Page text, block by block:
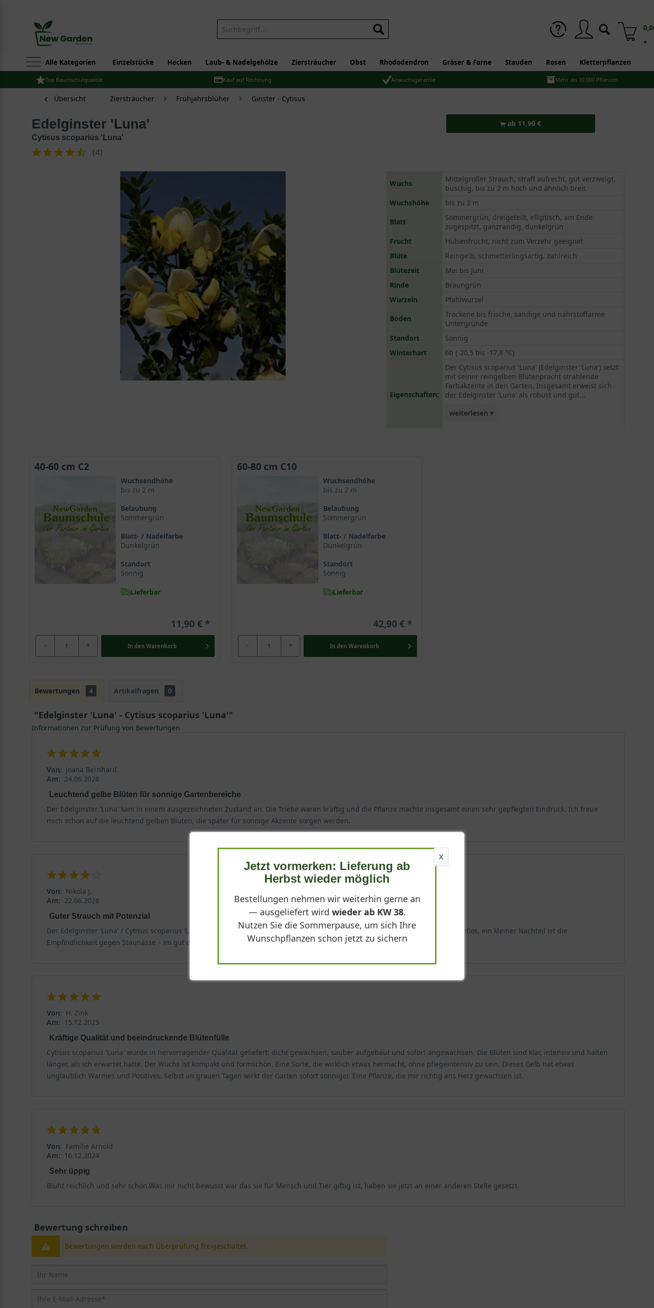
*
Alle Kategorien Einzelstücke Hecken Laub- & Nadelgehölze Ziersträucher Obst Rhododendron Gräser & Farne Stauden Rosen Kletterpflanzen
Top Baumschulqualität Kauf auf Rechnung Anwuchsgarantie Mehr als 10.000 Pflanzen
Übersicht Ziersträucher Frühjahrsblüher Ginster - Cytisus
Edelginster 'Luna'
Cytisus scoparius 'Luna'
(4)
ab 11,90 €
Wuchs
Mittelgroßer Strauch, straff aufrecht, gut verzweigt,
buschig, bis zu 2 m hoch und ähnlich breit
Wuchshöhe
bis zu 2 m
Blatt
Sommergrün, dreigeteilt, elliptisch, am Ende
zugespitzt, ganzrandig, dunkelgrün
Frucht
Hülsenfrucht, nicht zum Verzehr geeignet
Blüte
Reingelb, schmetterlingsartig, zahlreich
Blütezeit
Mai bis Juni
Rinde
Braungrün
Wurzeln
Pfahlwurzel
Boden
Trockene bis frische, sandige und nährstoffarme
Untergründe
Standort
Sonnig
Winterhart
6b (-20,5 bis -17,8 °C)
Eigenschaften:
Der Cytisus scoparius 'Luna' (Edelginster 'Luna') setzt
mit seiner reingelben Blütenpracht strahlende
Farbakzente in den Garten. Insgesamt erweist sich
der Edelginster 'Luna' als robust und gut...
weiterlesen ▾
40-60 cm C2
Wuchsendhöhe
bis zu 2 m
Belaubung
Sommergrün
Blatt- / Nadelfarbe
Dunkelgrün
Standort
Sonnig
Lieferbar
11,90 €
- + In den Warenkorb
60-80 cm C10
Wuchsendhöhe
bis zu 2 m
Belaubung
Sommergrün
Blatt- / Nadelfarbe
Dunkelgrün
Standort
Sonnig
Lieferbar
42,90 €
- + In den Warenkorb
Bewertungen 4 Artikelfragen 0
"Edelginster 'Luna' - Cytisus scoparius 'Luna'"
Informationen zur Prüfung von Bewertungen
Von: Joana Bernhard
Am: 24.06.2026
Leuchtend gelbe Blüten für sonnige Gartenbereiche
Der Edelginster 'Luna' kam in einem ausgezeichneten Zustand an. Die Triebe waren kräftig und die Pflanze machte insgesamt einen sehr gepflegten Eindruck. Ich freue
mich schon auf die leuchtend gelben Blüten, die später für sonnige Akzente sorgen werden.
Von: Nikola J.
Am: 22.06.2026
Guter Strauch mit Potenzial
Der Edelginster 'Luna' / Cytisus scoparius 'Luna' blühte üppig und zeigt kräftigen Wuchs. Lieferung und Verpackung waren tadellos, ein kleiner Nachteil ist die
Empfindlichkeit gegen Staunässe – im gut durchlässigen Boden aber ein Hingucker.
Von: H. Zink
Am: 15.12.2025
Kräftige Qualität und beeindruckende Blütenfülle
Cytisus scoparius 'Luna' wurde in hervorragender Qualität geliefert: dicht gewachsen, sauber aufgebaut und sofort angewachsen. Die Blüten sind klar, intensiv und halten
länger, als ich erwartet hatte. Der Wuchs ist kompakt und formschön. Eine Sorte, die wirklich etwas hermacht, ohne pflegeintensiv zu sein. Dieses Gelb hat etwas
unglaublich Warmes und Positives. Selbst an grauen Tagen wirkt der Garten sofort sonniger. Eine Pflanze, die mir richtig ans Herz gewachsen ist.
Von: Familie Arnold
Am: 16.12.2024
Sehr üppig
Blüht reichlich und sehr schön.Was mir nicht bewusst war das sie für Mensch und Tier giftig ist, haben sie jetzt an einer anderen Stelle gesetzt.
Bewertung schreiben
Bewertungen werden nach Überprüfung freigeschaltet.
X
Jetzt vormerken: Lieferung ab
Herbst wieder möglich
Bestellungen nehmen wir weiterhin gerne an
— ausgeliefert wird wieder ab KW 38.
Nutzen Sie die Sommerpause, um sich Ihre
Wunschpflanzen schon jetzt zu sichern